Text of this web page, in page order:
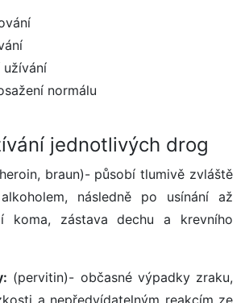
užívání
normálu
jednotlivých drog
braun)- působí tlumivě zvláště
následně po usínání až
koma, zástava dechu a krevního
(pervitin)- občasné výpadky zraku,